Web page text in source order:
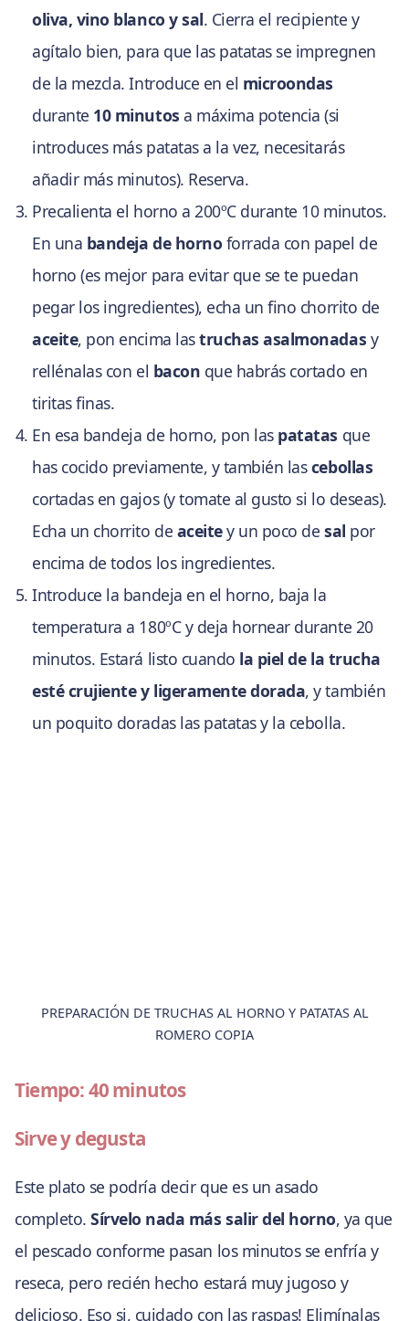
oliva, vino blanco y sal. Cierra el recipiente y
agítalo bien, para que las patatas se impregnen
de la mezcla. Introduce en el microondas
durante 10 minutos a máxima potencia (si
introduces más patatas a la vez, necesitarás
añadir más minutos). Reserva.
Precalienta el horno a 200ºC durante 10 minutos.
En una bandeja de horno forrada con papel de
horno (es mejor para evitar que se te puedan
pegar los ingredientes), echa un fino chorrito de
aceite, pon encima lastruchas asalmonadas y
rellénalas con el bacon que habrás cortado en
tiritas finas.
En esa bandeja de horno, pon las patatas que
has cocido previamente, y también lascebollas
cortadas en gajos (y tomate al gusto si lo deseas).
Echa un chorrito de aceitey un poco de sal por
encima de todos los ingredientes.
Introduce la bandeja en el horno, baja la
temperatura a 180ºC y deja hornear durante 20
minutos. Estará listo cuando la piel de la trucha
esté crujiente y ligeramente dorada, y también
un poquito doradas las patatas y la cebolla.
PREPARACIÓN DE TRUCHAS AL HORNO Y PATATAS AL
ROMERO COPIA
Tiempo: 40 minutos
Sirve y degusta
Este plato se podría decir que es un asado
completo.Sírvelo nada más salir del horno, ya que
el pescado conforme pasan los minutos se enfría y
reseca, pero recién hecho estará muy jugoso y
delicioso. Eso si, cuidado con las raspas! Elimínalas